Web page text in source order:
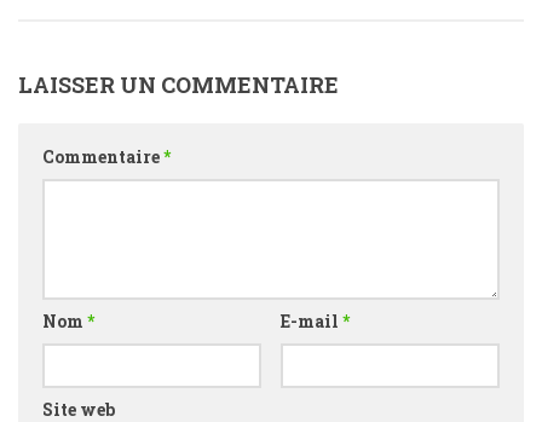
LAISSER UN COMMENTAIRE
Commentaire*
Nom * E-mail *
Site web